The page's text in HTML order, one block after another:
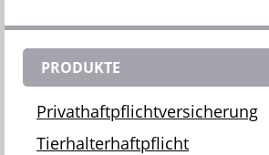
PRODUKTE
Privathaftpflichtversicherung
Tierhalterhaftpflicht